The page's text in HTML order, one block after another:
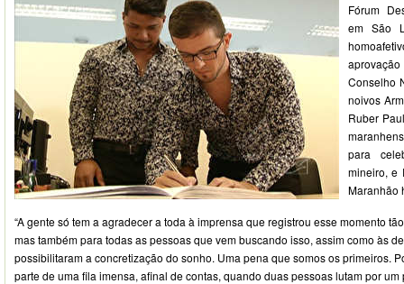
Fórum
em São
Conselho
noivos
Ruber
para
mineiro, e
Maranhão
“A gente só tem a agradecer a toda à imprensa que registrou esse momento
mas também para todas as pessoas que vem buscando isso, assim como às
possibilitaram a concretização do sonho. Uma pena que somos os primeiros.
parte de uma fila imensa, afinal de contas, quando duas pessoas lutam por